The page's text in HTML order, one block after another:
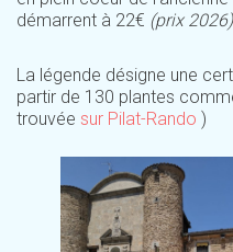
démarrent à 22€ (prix 2026)
La légende désigne une
partir de 130 plantes
trouvée sur Pilat-Rando )